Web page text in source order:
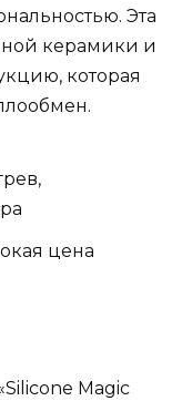
Эта
керамики и
которая
цена
Magic